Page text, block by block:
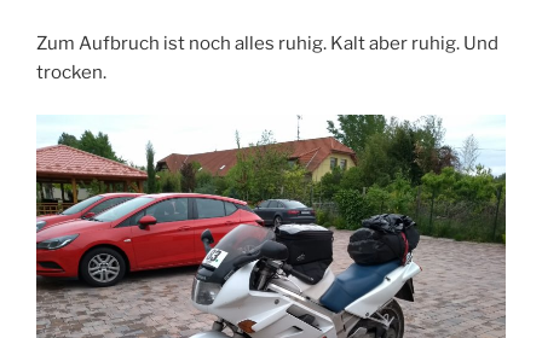
Zum Aufbruch ist noch alles ruhig. Kalt aber ruhig. Und
trocken.